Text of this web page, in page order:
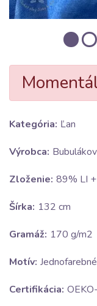
Kategória: Ľan
Výrobca:
Zloženie: 89% LI
Šírka: 132 cm
Gramáž: 170 g/m2
Motív: Jednofarebné
Certifikácia: